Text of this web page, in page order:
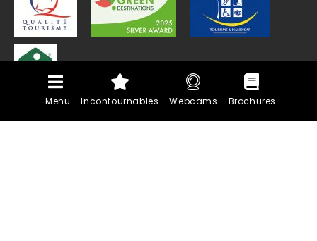
Menu Incontournables Webcams Brochures